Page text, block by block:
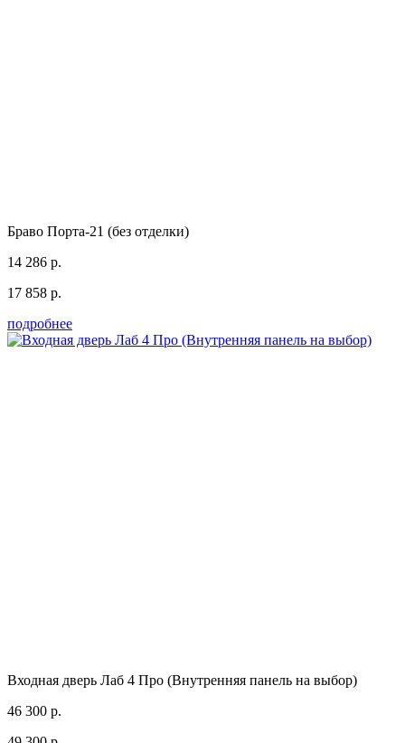
Браво Порта-21 (без отделки)
14 286 р.
17 858 р.
подробнее
Входная дверь Лаб 4 Про (Внутренняя панель на выбор)
46 300 р.